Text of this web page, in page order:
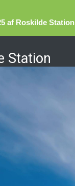
af Roskilde Station
Station